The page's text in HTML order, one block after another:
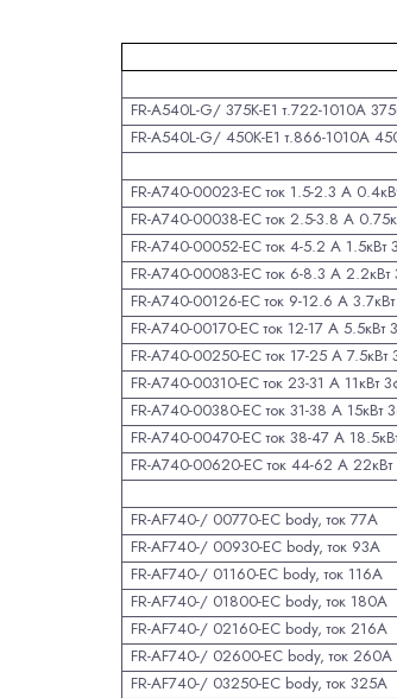
FR-A540L-G/ 375K-E1 т.722-1010А
FR-A540L-G/ 450K-E1 т.866-1010А
FR-A740-00023-EC ток 1.5-2.3 А
FR-A740-00038-EC ток 2.5-3.8 А
FR-A740-00052-EC ток 4-5.2 А
FR-A740-00083-EC ток 6-8.3 А
FR-A740-00126-EC ток 9-12.6 А
FR-A740-00170-EC ток 12-17 А
FR-A740-00250-EC ток 17-25 А
FR-A740-00310-EC ток 23-31 А
FR-A740-00380-EC ток 31-38 А
FR-A740-00470-EC ток 38-47 А
FR-A740-00620-EC ток 44-62 А
FR-AF740-/ 00770-EC body, ток 77А
FR-AF740-/ 00930-EC body, ток 93А
FR-AF740-/ 01160-EC body, ток 116А
FR-AF740-/ 01800-EC body, ток 180А
FR-AF740-/ 02160-EC body, ток 216А
FR-AF740-/ 02600-EC body, ток 260А
FR-AF740-/ 03250-EC body, ток 325А